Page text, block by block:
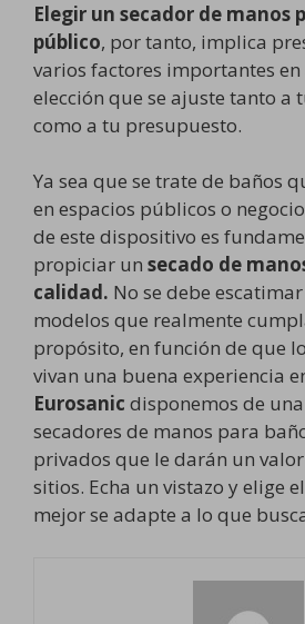
Elegir un secador de manos
público, por tanto, implica
varios factores importantes en
elección que se ajuste tanto a
como a tu presupuesto.
Ya sea que se trate de baños
en espacios públicos o
de este dispositivo es
propiciar un secado de
calidad. No se debe
modelos que realmente
propósito, en función de que
vivan una buena experiencia
Eurosanic disponemos de
secadores de manos para
privados que le darán un
sitios. Echa un vistazo y elige
mejor se adapte a lo que